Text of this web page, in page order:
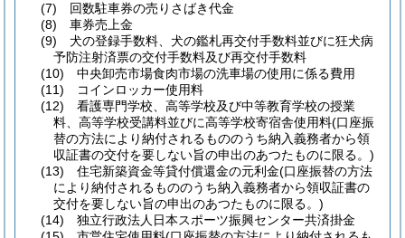
(7)
回数駐車券の売りさばき代金
(8)
車券売上金
(9)
犬の登録手数料、犬の鑑札再交付手数料並びに狂犬病
予防注射済票の交付手数料及び再交付手数料
(10)
中央卸売市場食肉市場の洗車場の使用に係る費用
(11)
コインロッカー使用料
(12)
看護専門学校、高等学校及び中等教育学校の授業
料、高等学校受講料並びに高等学校寄宿舎使用料(口座振
替の方法により納付されるもののうち納入義務者から領
収証書の交付を要しない旨の申出のあつたものに限る。)
(13)
住宅新築資金等貸付償還金の元利金(口座振替の方法
により納付されるもののうち納入義務者から領収証書の
交付を要しない旨の申出のあつたものに限る。)
(14)
独立行政法人日本スポーツ振興センター共済掛金